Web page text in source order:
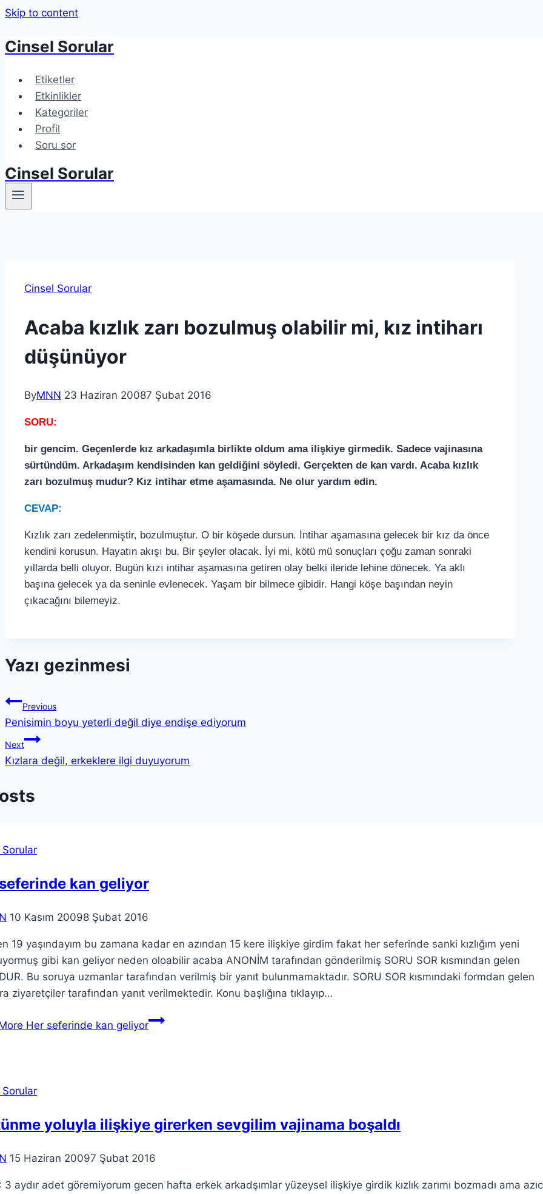
Skip to content
Cinsel Sorular
Etiketler
Etkinlikler
Kategoriler
Profil
Soru sor
Cinsel Sorular
Cinsel Sorular
Acaba kızlık zarı bozulmuş olabilir mi, kız intiharı
düşünüyor
ByMNN 23 Haziran 20087 Şubat 2016
SORU:
bir gencim. Geçenlerde kız arkadaşımla birlikte oldum ama ilişkiye girmedik. Sadece vajinasına
sürtündüm. Arkadaşım kendisinden kan geldiğini söyledi. Gerçekten de kan vardı. Acaba kızlık
zarı bozulmuş mudur? Kız intihar etme aşamasında. Ne olur yardım edin.
CEVAP:
Kızlık zarı zedelenmiştir, bozulmuştur. O bir köşede dursun. İntihar aşamasına gelecek bir kız da önce
kendini korusun. Hayatın akışı bu. Bir şeyler olacak. İyi mi, kötü mü sonuçları çoğu zaman sonraki
yıllarda belli oluyor. Bugün kızı intihar aşamasına getiren olay belki ileride lehine dönecek. Ya aklı
başına gelecek ya da seninle evlenecek. Yaşam bir bilmece gibidir. Hangi köşe başından neyin
çıkacağını bilemeyiz.
Yazı gezinmesi
Previous
Penisimin boyu yeterli değil diye endişe ediyorum
Next
Kızlara değil, erkeklere ilgi duyuyorum
kan geliyor
10 Kasım 20098 Şubat 2016
19 yaşındayım bu zamana kadar en azından 15 kere ilişkiye girdim fakat her seferinde sanki kızlığım yeni
gibi kan geliyor neden oloabilir acaba ANONİM tarafından gönderilmiş SORU SOR kısmından gelen
Bu soruya uzmanlar tarafından verilmiş bir yanıt bulunmamaktadır. SORU SOR kısmındaki formdan gelen
ziyaretçiler tarafından yanıt verilmektedir. Konu başlığına tıklayıp…
Her seferinde kan geliyor
yoluyla ilişkiye girerken sevgilim vajinama boşaldı
15 Haziran 20097 Şubat 2016
3 aydır adet göremiyorum gecen hafta erkek arkadşımlar yüzeysel ilişkiye girdik kızlık zarımı bozmadı ama